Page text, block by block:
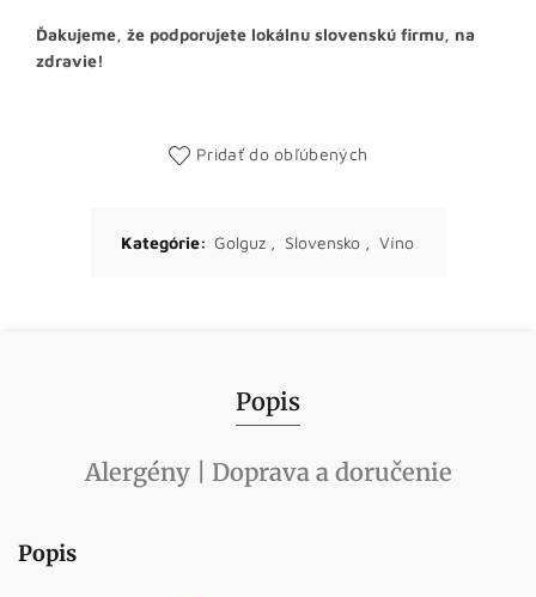
Ďakujeme, že podporujete lokálnu slovenskú firmu, na
zdravie!
Pridať do obľúbených
Kategórie: Golguz , Slovensko , Víno
Popis
Alergény | Doprava a doručenie
Popis